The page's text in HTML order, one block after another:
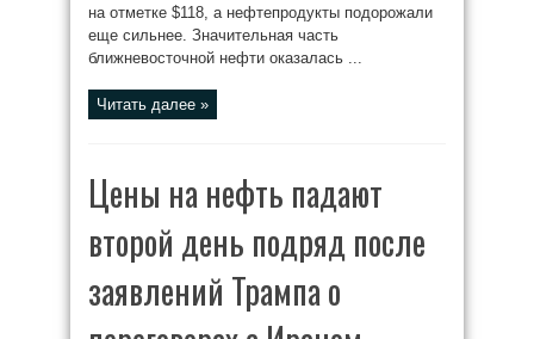
на отметке $118, а нефтепродукты подорожали
еще сильнее. Значительная часть
ближневосточной нефти оказалась ...
Читать далее »
Цены на нефть падают
второй день подряд после
заявлений Трампа о